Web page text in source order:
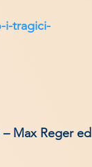
i-tragici-
Max Reger ed